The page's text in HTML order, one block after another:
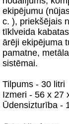
ekipējumu
c. ), priekšējais
tīklveida
ārēji ekipējuma
pamatne,
sistēmai.
Tilpums - 30 litri
Izmeri - 56 x 27
Ūdensizturība -